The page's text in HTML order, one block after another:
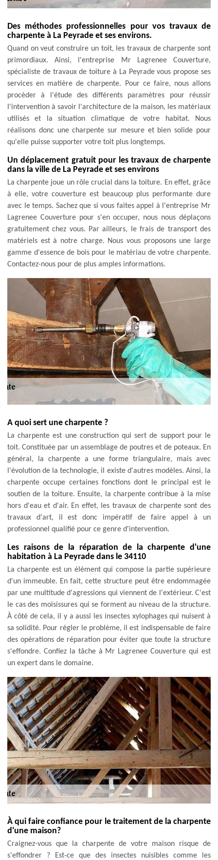
Des méthodes professionnelles pour vos travaux de
charpente à La Peyrade et ses environs.
Quand on veut construire un toit, les travaux de charpente sont
primordiaux. Ainsi, l'entreprise Mr Lagrenee Couverture,
spécialiste de travaux de toiture à La Peyrade vous propose ses
services en matière de charpente. Pour ce faire, nous allons
procéder à l'étude des différents paramètres pour réussir
l'intervention à savoir l'architecture de la maison, les matériaux
utilisés et la situation climatique de votre habitat. Nous
réalisons donc une charpente sur mesure et bien solide pour
qu'elle puisse supporter votre toit plus longtemps.
Un déplacement gratuit pour les travaux de charpente
dans la ville de La Peyrade et ses environs
La charpente joue un rôle crucial dans la toiture. En effet, grâce
à elle, votre couverture est beaucoup plus performante dure
avec le temps. Sachez que si vous faites appel à l'entreprise Mr
Lagrenee Couverture pour s'en occuper, nous nous déplaçons
gratuitement chez vous. Par ailleurs, le frais de transport des
matériels est à notre charge. Nous vous proposons une large
gamme d'essence de bois pour le matériau de votre charpente.
Contactez-nous pour de plus amples informations.
A quoi sert une charpente ?
La charpente est une construction qui sert de support pour le
toit. Constituée par un assemblage de poutres et de poteaux. En
général, la charpente a une forme triangulaire, mais avec
l'évolution de la technologie, il existe d'autres modèles. Ainsi, la
charpente occupe certaines fonctions dont le principal est le
soutien de la toiture. Ensuite, la charpente contribue à la mise
hors d'eau et d'air. En effet, les travaux de charpente sont des
travaux d'art, il est donc impératif de faire appel à un
professionnel qualifié pour ce genre d'intervention.
Les raisons de la réparation de la charpente d'une
habitation à La Peyrade dans le 34110
La charpente est un élément qui compose la partie supérieure
d'un immeuble. En fait, cette structure peut être endommagée
par une multitude d'agressions qui viennent de l'extérieur. C'est
le cas des moisissures qui se forment au niveau de la structure.
À côté de cela, il y a aussi les insectes xylophages qui nuisent à
sa solidité. Pour régler le problème, il est indispensable de faire
des opérations de réparation pour éviter que toute la structure
s'effondre. Confiez la tâche à Mr Lagrenee Couverture qui est
un expert dans le domaine.
À qui faire confiance pour le traitement de la charpente
d'une maison?
Craignez-vous que la charpente de votre maison risque de
s'effondrer ? Est-ce que des insectes nuisibles comme les